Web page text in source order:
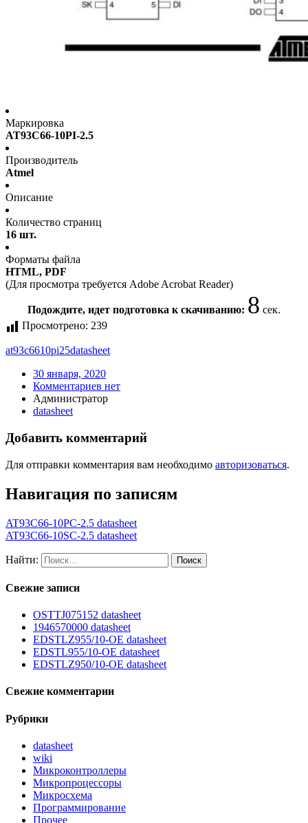
Маркировка
AT93C66-10PI-2.5
Производитель
Atmel
Описание
Количество страниц
16 шт.
Форматы файла
HTML, PDF
(Для просмотра требуется Adobe Acrobat Reader)
Подождите, идет подготовка к скачиванию: 8 сек.
Просмотрено: 239
at93c6610pi25datasheet
30 января, 2020
Комментариев нет
Администратор
datasheet
Добавить комментарий
Для отправки комментария вам необходимо авторизоваться.
Навигация по записям
AT93C66-10PC-2.5 datasheet
AT93C66-10SC-2.5 datasheet
Найти:
Свежие записи
OSTTJ075152 datasheet
1946570000 datasheet
EDSTLZ955/10-OE datasheet
EDSTL955/10-OE datasheet
EDSTLZ950/10-OE datasheet
Свежие комментарии
Рубрики
datasheet
wiki
Микроконтроллеры
Микропроцессоры
Микросхема
Программирование
Прочее